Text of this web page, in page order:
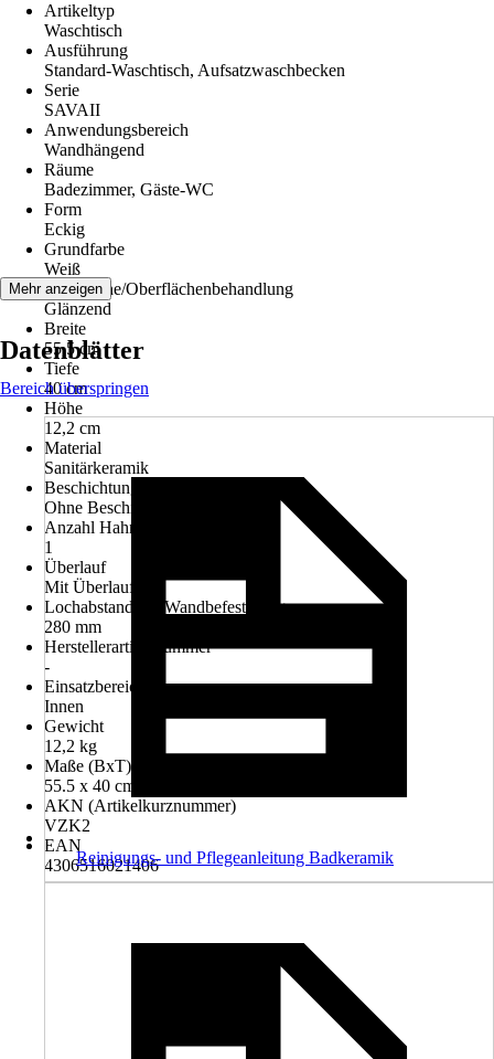
Artikeltyp
Waschtisch
Ausführung
Standard-Waschtisch, Aufsatzwaschbecken
Serie
SAVAII
Anwendungsbereich
Wandhängend
Räume
Badezimmer, Gäste-WC
Form
Eckig
Grundfarbe
Weiß
Oberfläche/Oberflächenbehandlung
Glänzend
Breite
55,5 cm
Tiefe
40 cm
Höhe
12,2 cm
Material
Sanitärkeramik
Beschichtung
Ohne Beschichtung
Anzahl Hahnlöcher
1
Überlauf
Mit Überlauf
Lochabstand der Wandbefestigung
280 mm
Herstellerartikelnummer
-
Einsatzbereich
Innen
Gewicht
12,2 kg
Maße (BxT)
55.5 x 40 cm
AKN (Artikelkurznummer)
VZK2
EAN
4306516021406
Mehr anzeigen
Datenblätter
Bereich überspringen
Reinigungs- und Pflegeanleitung Badkeramik